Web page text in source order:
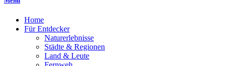
Home
Für Entdecker
Naturerlebnisse
Städte & Regionen
Land & Leute